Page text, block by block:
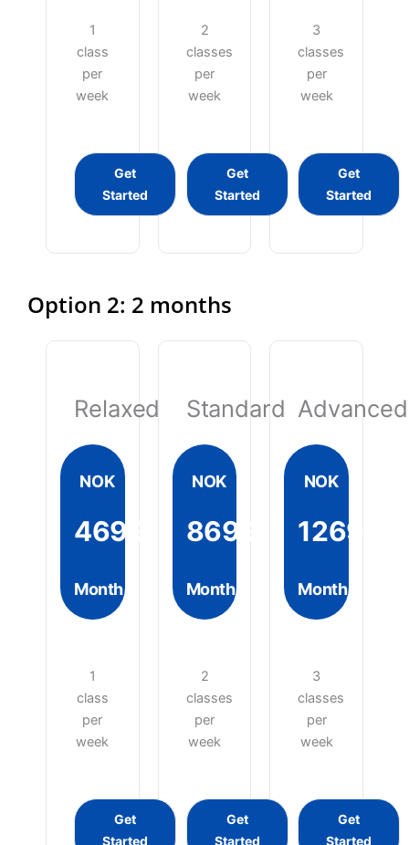
1
class
per
week
Get
Started
2
classes
per
week
Get
Started
3
classes
per
week
Get
Started
Option 2: 2 months
Relaxed
NOK
4699
Month
1
class
per
week
Get
Started
Standard
NOK
8699
Month
2
classes
per
week
Get
Started
Advanced
NOK
12699
Month
3
classes
per
week
Get
Started